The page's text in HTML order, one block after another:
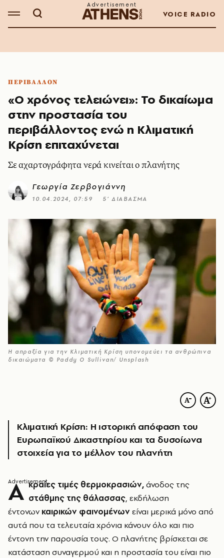
VOICE RADIO
ΠΕΡΙΒΑΛΛΟΝ
«Ο χρόνος τελειώνει»: Το δικαίωμα
στην προστασία του
περιβάλλοντος ενώ η Κλιματική
Κρίση επιταχύνεται
Σε αχαρτογράφητα νερά κινείται ο πλανήτης
Γεωργία Ζερβογιάννη
10.04.2024, 07:59 5’ ΔΙΑΒΑΣΜΑ
Η απραξία για την Κλιματική Κρίση υπονομεύει τα ανθρώπινα
δικαιώματα © Paddy O Sullivan/ Unsplash
Κλιματική Κρίση: Η ιστορική απόφαση του
Ευρωπαϊκού Δικαστηρίου και τα δυσοίωνα
στοιχεία για το μέλλον του πλανήτη
Α κραίες τιμές θερμοκρασιών,άνοδος της
στάθμης της θάλασσας, εκδήλωση
έντονων καιρικών φαινομένων είναι μερικά μόνο από
αυτά που τα τελευταία χρόνια κάνουν όλο και πιο
έντονη την παρουσία τους. Ο πλανήτης βρίσκεται σε
κατάσταση συναγερμού και η προστασία του είναι πιο